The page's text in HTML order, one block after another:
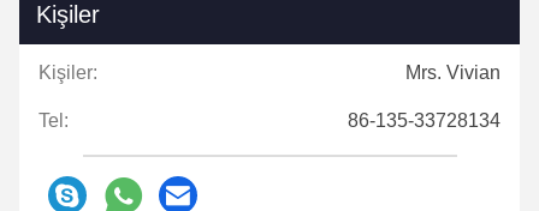
Kişiler
Kişiler: Mrs. Vivian
Tel: 86-135-33728134